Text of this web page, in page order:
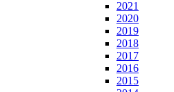
2021
2020
2019
2018
2017
2016
2015